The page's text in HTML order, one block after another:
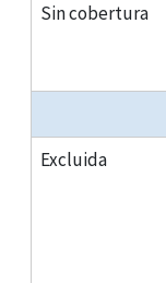
Sin cobertura
Excluida